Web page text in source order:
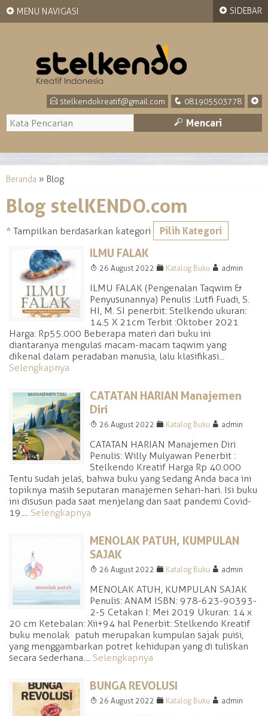
+ MENU NAVIGASI
+
q 081905503778
E stelkendokreatif@gmail.com
M Mencari
Beranda » Blog
Blog stelKENDO.com
* Tampilkan berdasarkan kategori Pilih Kategori
ILMU FALAK
T 26 August 2022 F Katalog Buku A admin
ILMU FALAK (Pengenalan Taqwim &
Penyusunannya) Penulis :Lutfi Fuadi, S.
HI, M. SI penerbit: Stelkendo ukuran:
14.5 X 21cm Terbit :Oktober 2021
Harga: Rp55.000 Beberapa materi dari buku ini
diantaranya mengulas macam-macam taqwim yang
dikenal dalam peradaban manusia, lalu klasifikasi...
Selengkapnya
CATATAN HARIAN Manajemen
Diri
T 26 August 2022 F Katalog Buku A admin
CATATAN HARIAN Manajemen Diri
Penulis: Willy Mulyawan Penerbit :
Stelkendo Kreatif Harga Rp 40.000
Tentu sudah jelas, bahwa buku yang sedang Anda baca ini
topiknya masih seputaran manajemen sehari-hari. Isi buku
ini disusun pada saat menjelang dan saat pandemi Covid-
19.... Selengkapnya
MENOLAK PATUH, KUMPULAN
SAJAK
T 26 August 2022 F Katalog Buku A admin
MENOLAK ATUH, KUMPULAN SAJAK
Penulis: ANAM ISBN: 978-623-90393-
2-5 Cetakan I: Mei 2019 Ukuran: 14 x
20 cm Ketebalan: Xii+94 hal Penerbit: Stelkendo Kreatif
buku menolak patuh merupakan kumpulan sajak puisi,
yang menggambarkan potret kehidupan yang di tuliskan
secara sederhana.... Selengkapnya
BUNGA REVOLUSI
T 26 August 2022 F Katalog Buku A admin
+ SIDEBAR